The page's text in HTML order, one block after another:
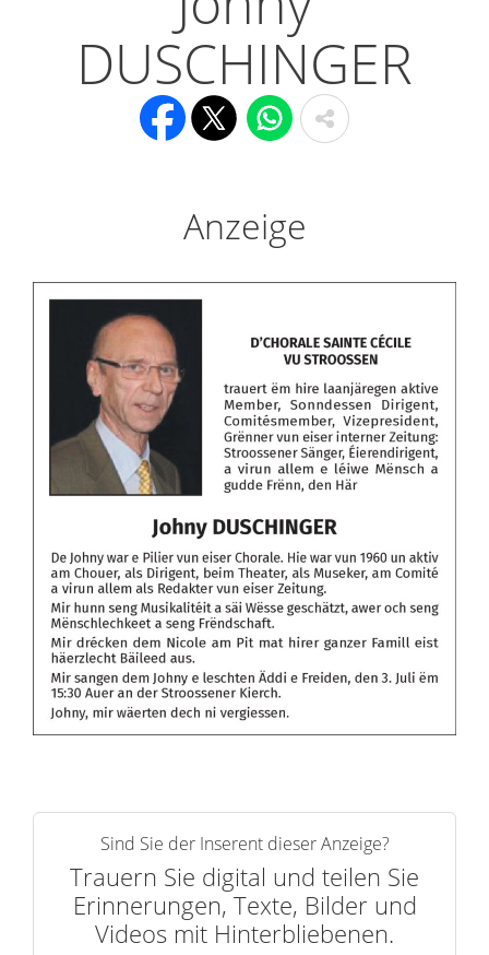
DUSCHINGER
Anzeige
Sind Sie der Inserent dieser Anzeige?
Trauern Sie digital und teilen Sie
Erinnerungen, Texte, Bilder und
Videos mit Hinterbliebenen.